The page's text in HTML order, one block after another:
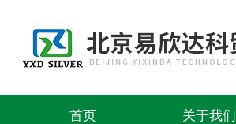
首页 关于我们